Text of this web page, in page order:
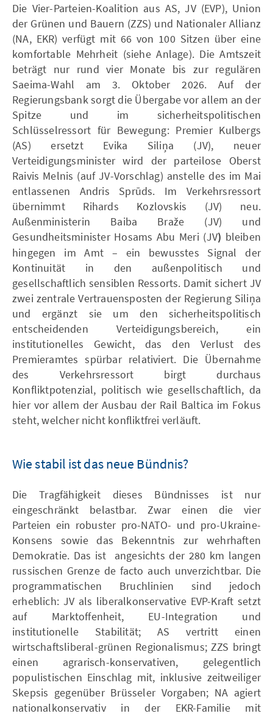
Die Vier-Parteien-Koalition aus AS, JV (EVP), Union
der Grünen und Bauern (ZZS) und Nationaler Allianz
(NA, EKR) verfügt mit 66 von 100 Sitzen über eine
komfortable Mehrheit (siehe Anlage). Die Amtszeit
beträgt nur rund vier Monate bis zur regulären
Saeima-Wahl am 3. Oktober 2026. Auf der
Regierungsbank sorgt die Übergabe vor allem an der
Spitze und im sicherheitspolitischen
Schlüsselressort für Bewegung: Premier Kulbergs
(AS) ersetzt Evika Siliņa (JV), neuer
Verteidigungsminister wird der parteilose Oberst
Raivis Melnis (auf JV-Vorschlag) anstelle des im Mai
entlassenen Andris Sprūds. Im Verkehrsressort
übernimmt Rihards Kozlovskis (JV) neu.
Außenministerin Baiba Braže (JV) und
Gesundheitsminister Hosams Abu Meri (JV) bleiben
hingegen im Amt – ein bewusstes Signal der
Kontinuität in den außenpolitisch und
gesellschaftlich sensiblen Ressorts. Damit sichert JV
zwei zentrale Vertrauensposten der Regierung Siliņa
und ergänzt sie um den sicherheitspolitisch
entscheidenden Verteidigungsbereich, ein
institutionelles Gewicht, das den Verlust des
Premieramtes spürbar relativiert. Die Übernahme
des Verkehrsressort birgt durchaus
Konfliktpotenzial, politisch wie gesellschaftlich, da
hier vor allem der Ausbau der Rail Baltica im Fokus
steht, welcher nicht konfliktfrei verläuft.
Wie stabil ist das neue Bündnis?
Die Tragfähigkeit dieses Bündnisses ist nur
eingeschränkt belastbar. Zwar einen die vier
Parteien ein robuster pro-NATO- und pro-Ukraine-
Konsens sowie das Bekenntnis zur wehrhaften
Demokratie. Das ist angesichts der 280 km langen
russischen Grenze de facto auch unverzichtbar. Die
programmatischen Bruchlinien sind jedoch
erheblich: JV als liberalkonservative EVP-Kraft setzt
auf Marktoffenheit, EU-Integration und
institutionelle Stabilität; AS vertritt einen
wirtschaftsliberal-grünen Regionalismus; ZZS bringt
einen agrarisch-konservativen, gelegentlich
populistischen Einschlag mit, inklusive zeitweiliger
Skepsis gegenüber Brüsseler Vorgaben; NA agiert
nationalkonservativ in der EKR-Familie mit